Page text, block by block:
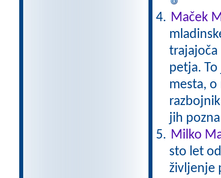
Maček
trajajoča
petja.
mesta,
jih
Milko
sto let
življenje